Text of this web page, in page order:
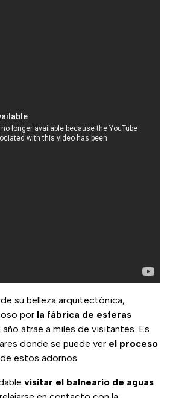
su belleza arquitectónica,
por la fábrica de esferas
año atrae a miles de visitantes. Es
donde se puede ver el proceso
estos adornos.
visitar el balneario de aguas